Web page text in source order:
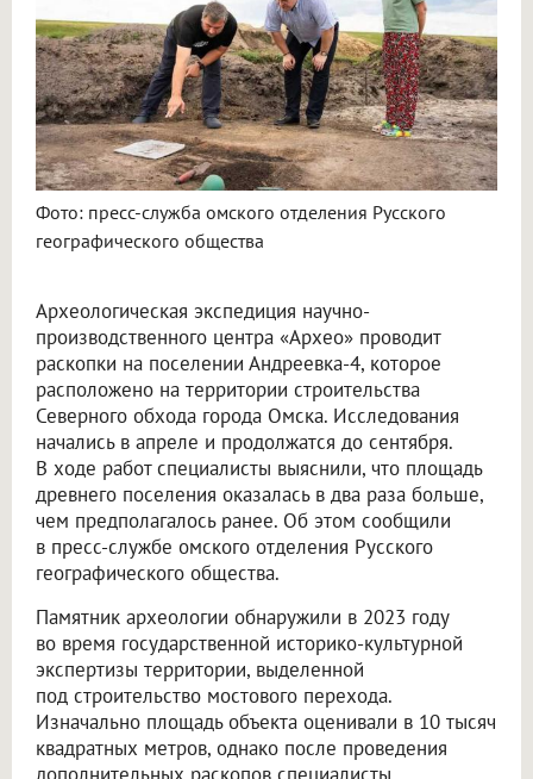
Фото: пресс-служба омского отделения Русского
географического общества
Археологическая экспедиция научно-
производственного центра «Архео» проводит
раскопки на поселении Андреевка-4, которое
расположено на территории строительства
Северного обхода города Омска. Исследования
начались в апреле и продолжатся до сентября.
В ходе работ специалисты выяснили, что площадь
древнего поселения оказалась в два раза больше,
чем предполагалось ранее. Об этом сообщили
в пресс-службе омского отделения Русского
географического общества.
Памятник археологии обнаружили в 2023 году
во время государственной историко-культурной
экспертизы территории, выделенной
под строительство мостового перехода.
Изначально площадь объекта оценивали в 10 тысяч
квадратных метров, однако после проведения